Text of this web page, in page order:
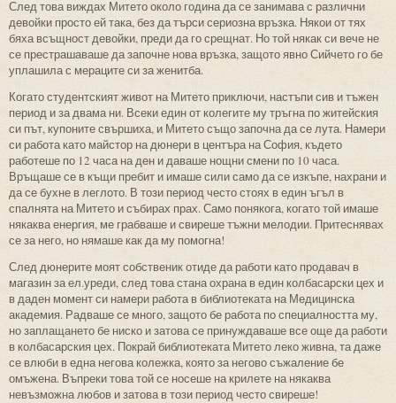
След това виждах Митето около година да се занимава с различни
девойки просто ей така, без да търси сериозна връзка. Някои от тях
бяха всъщност девойки, преди да го срещнат. Но той някак си вече не
се престрашаваше да започне нова връзка, защото явно Сийчето го бе
уплашила с мераците си за женитба.
Когато студентският живот на Митето приключи, настъпи сив и тъжен
период и за двама ни. Всеки един от колегите му тръгна по житейския
си път, купоните свършиха, и Митето също започна да се лута. Намери
си работа като майстор на дюнери в центъра на София, където
работеше по 12 часа на ден и даваше нощни смени по 10 часа.
Връщаше се в къщи пребит и имаше сили само да се изкъпе, нахрани и
да се бухне в леглото. В този период често стоях в един ъгъл в
спалнята на Митето и събирах прах. Само понякога, когато той имаше
някаква енергия, ме грабваше и свиреше тъжни мелодии. Притеснявах
се за него, но нямаше как да му помогна!
След дюнерите моят собственик отиде да работи като продавач в
магазин за ел.уреди, след това стана охрана в един колбасарски цех и
в даден момент си намери работа в библиотеката на Медицинска
академия. Радваше се много, защото бе работа по специалността му,
но заплащането бе ниско и затова се принуждаваше все още да работи
в колбасарския цех. Покрай библиотеката Митето леко живна, та даже
се влюби в една негова колежка, която за негово съжаление бе
омъжена. Въпреки това той се носеше на крилете на някаква
невъзможна любов и затова в този период често свиреше!